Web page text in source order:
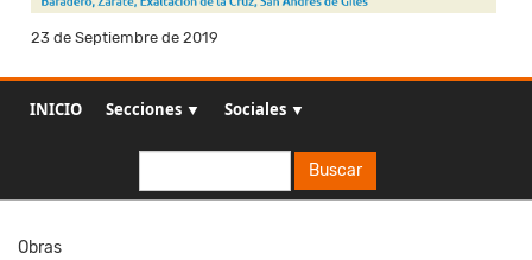
23 de Septiembre de 2019
INICIO Secciones ▼ Sociales ▼
Buscar
Obras